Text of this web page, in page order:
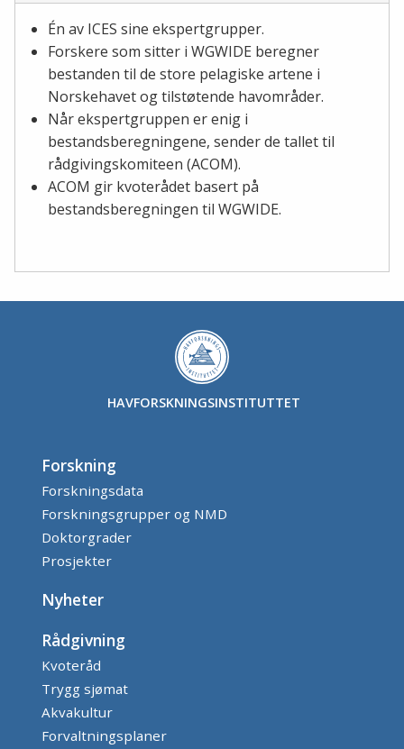
Én av ICES sine ekspertgrupper.
Forskere som sitter i WGWIDE beregner
bestanden til de store pelagiske artene i
Norskehavet og tilstøtende havområder.
Når ekspertgruppen er enig i
bestandsberegningene, sender de tallet til
rådgivingskomiteen (ACOM).
ACOM gir kvoterådet basert på
bestandsberegningen til WGWIDE.
HAVFORSKNINGSINSTITUTTET
Forskning
Forskningsdata
Forskningsgrupper og NMD
Doktorgrader
Prosjekter
Nyheter
Rådgivning
Kvoteråd
Trygg sjømat
Akvakultur
Forvaltningsplaner